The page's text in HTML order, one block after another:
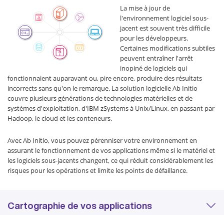
La mise à jour de
l'environnement logiciel sous-
jacent est souvent très difficile
pour les développeurs.
Certaines modifications subtiles
peuvent entraîner l'arrêt
inopiné de logiciels qui
fonctionnaient auparavant ou, pire encore, produire des résultats
incorrects sans qu'on le remarque. La solution logicielle Ab Initio
couvre plusieurs générations de technologies matérielles et de
systèmes d'exploitation, d'IBM zSystems à Unix/Linux, en passant par
Hadoop, le cloud et les conteneurs.
Avec Ab Initio, vous pouvez pérenniser votre environnement en
assurant le fonctionnement de vos applications même si le matériel et
les logiciels sous-jacents changent, ce qui réduit considérablement les
risques pour les opérations et limite les points de défaillance.
Cartographie de vos applications